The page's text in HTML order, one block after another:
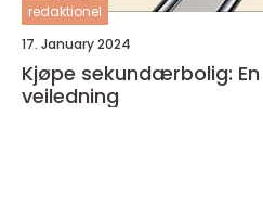
redaktionel
17. January 2024
Kjøpe sekundærbolig:
veiledning